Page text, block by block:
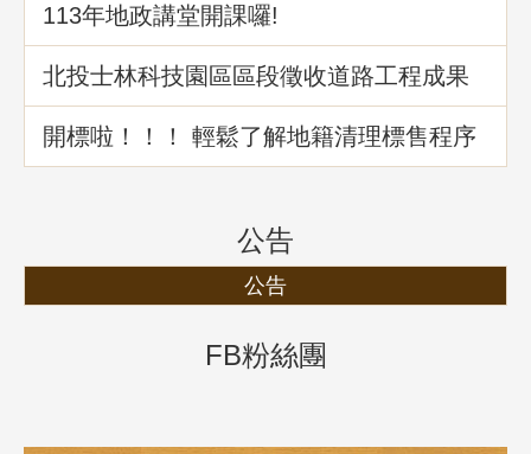
113年地政講堂開課囉!
北投士林科技園區區段徵收道路工程成果
介紹
開標啦！！！ 輕鬆了解地籍清理標售程序
公告
公告
FB粉絲團